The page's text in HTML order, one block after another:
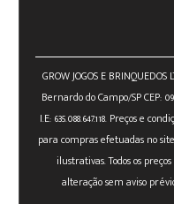
GROW JOGOS E
Bernardo do Campo/SP CEP:
I.E: 635.088.647.118. Preços e
para compras efetuadas no
ilustrativas. Todos os
alteração sem aviso